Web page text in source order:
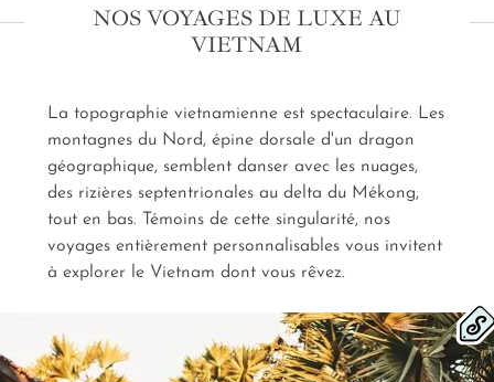
sourires. On se pare des éclats des lanternes d'Hoi
An. On s'offre un bol de Pho ou un Bánh mì lors d'un
exclusive.Un voyage de luxe au Vietnam sur
mesure, on vous le dit, c'est l'excellence mais aussi le
délice de l'épure. De la spontanéité. De la simplicité
de l'émotion.
NOS VOYAGES DE LUXE AU
VIETNAM
La topographie vietnamienne est spectaculaire. Les
montagnes du Nord, épine dorsale d'un dragon
géographique, semblent danser avec les nuages,
des rizières septentrionales au delta du Mékong,
tout en bas. Témoins de cette singularité, nos
voyages entièrement personnalisables vous invitent
à explorer le Vietnam dont vous rêvez.